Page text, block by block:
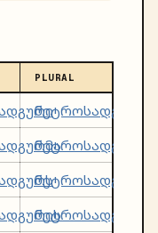
PLURAL